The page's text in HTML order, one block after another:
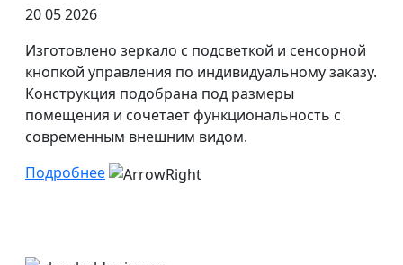
20 05 2026
Изготовлено зеркало с подсветкой и сенсорной
кнопкой управления по индивидуальному заказу.
Конструкция подобрана под размеры
помещения и сочетает функциональность с
современным внешним видом.
Подробнее